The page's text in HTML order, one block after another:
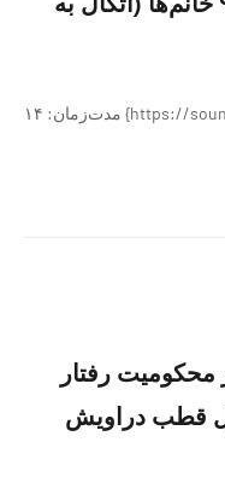
{https://soundcloud.com/majzooban/kbst3u3r4vvk} مدت‌زمان: ۱۴
محکومیت رفتار
قطب دراویش